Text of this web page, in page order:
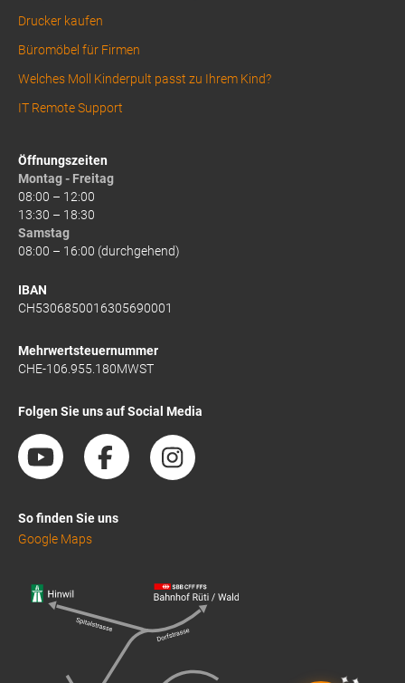
Drucker kaufen
Büromöbel für Firmen
Welches Moll Kinderpult passt zu Ihrem Kind?
IT Remote Support
Öffnungszeiten
Montag - Freitag
08:00 – 12:00
13:30 – 18:30
Samstag
08:00 – 16:00 (durchgehend)
IBAN
CH5306850016305690001
Mehrwertsteuernummer
CHE-106.955.180MWST
Folgen Sie uns auf Social Media
So finden Sie uns
Google Maps